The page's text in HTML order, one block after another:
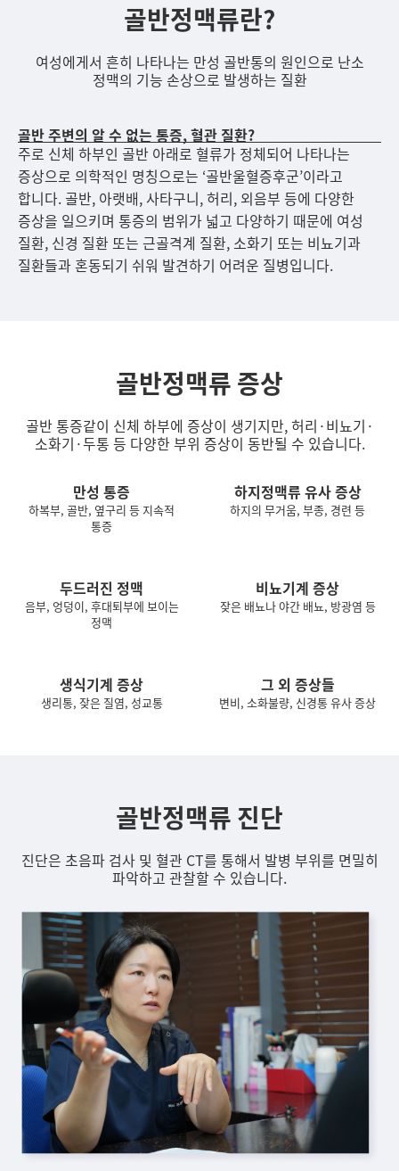
골반정맥류란?
여성에게서 흔히 나타나는 만성 골반통의 원인으로 난소
정맥의 기능 손상으로 발생하는 질환
골반 주변의 알 수 없는 통증, 혈관 질환?
주로 신체 하부인 골반 아래로 혈류가 정체되어 나타나는
증상으로 의학적인 명칭으로는 ‘골반울혈증후군’이라고
합니다. 골반, 아랫배, 사타구니, 허리, 외음부 등에 다양한
증상을 일으키며 통증의 범위가 넓고 다양하기 때문에 여성
질환, 신경 질환 또는 근골격계 질환, 소화기 또는 비뇨기과
질환들과 혼동되기 쉬워 발견하기 어려운 질병입니다.
골반정맥류 증상
골반 통증같이 신체 하부에 증상이 생기지만, 허리·비뇨기·
소화기·두통 등 다양한 부위 증상이 동반될 수 있습니다.
만성 통증
하복부, 골반, 옆구리 등 지속적
통증
하지정맥류 유사 증상
하지의 무거움, 부종, 경련 등
두드러진 정맥
음부, 엉덩이, 후대퇴부에 보이는
정맥
비뇨기계 증상
잦은 배뇨나 야간 배뇨, 방광염 등
생식기계 증상
생리통, 잦은 질염, 성교통
그 외 증상들
변비, 소화불량, 신경통 유사 증상
골반정맥류 진단
진단은 초음파 검사 및 혈관 CT를 통해서 발병 부위를 면밀히
파악하고 관찰할 수 있습니다.